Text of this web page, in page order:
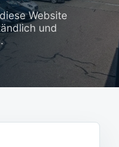
Website
und